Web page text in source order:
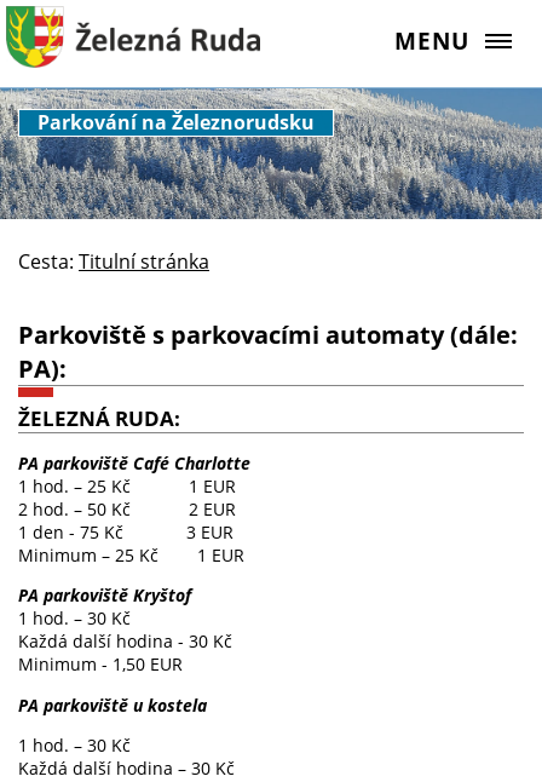
MENU
Parkování na Železnorudsku
Cesta: Titulní stránka
Parkoviště s parkovacími automaty (dále:
PA):
ŽELEZNÁ RUDA:
PA parkoviště Café Charlotte
1 hod. – 25 Kč 1 EUR
2 hod. – 50 Kč 2 EUR
1 den - 75 Kč 3 EUR
Minimum – 25 Kč 1 EUR
PA parkoviště Kryštof
1 hod. – 30 Kč
Každá další hodina - 30 Kč
Minimum - 1,50 EUR
PA parkoviště u kostela
1 hod. – 30 Kč
Každá další hodina – 30 Kč